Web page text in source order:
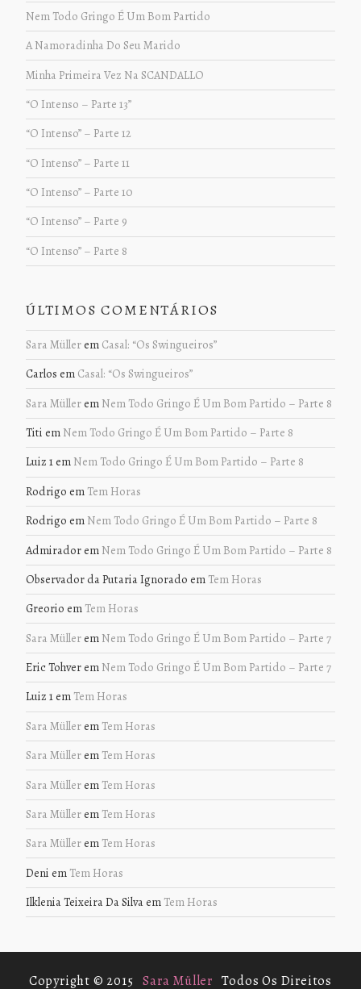
Nem Todo Gringo É Um Bom Partido
A Namoradinha Do Seu Marido
Minha Primeira Vez Na SCANDALLO
“O Intenso – Parte 13”
“O Intenso” – Parte 12
“O Intenso” – Parte 11
“O Intenso” – Parte 10
“O Intenso” – Parte 9
“O Intenso” – Parte 8
ÚLTIMOS COMENTÁRIOS
Sara Müllerem Casal: “Os Swingueiros”
Carlos em Casal: “Os Swingueiros”
Sara Müllerem Nem Todo Gringo É Um Bom Partido – Parte 8
Titi em Nem Todo Gringo É Um Bom Partido – Parte 8
Luiz 1em Nem Todo Gringo É Um Bom Partido – Parte 8
Rodrigo em Tem Horas
Rodrigo em Nem Todo Gringo É Um Bom Partido – Parte 8
Admiradorem Nem Todo Gringo É Um Bom Partido – Parte 8
Observador da Putaria Ignorado em Tem Horas
Greorio em Tem Horas
Sara Müllerem Nem Todo Gringo É Um Bom Partido – Parte 7
Eric Tohverem Nem Todo Gringo É Um Bom Partido – Parte 7
Luiz 1em Tem Horas
Sara Müllerem Tem Horas
Sara Müllerem Tem Horas
Sara Müllerem Tem Horas
Sara Müllerem Tem Horas
Sara Müllerem Tem Horas
Deni em Tem Horas
Ilklenia Teixeira Da Silvaem Tem Horas
Copyright © 2015 Sara Müller Todos Os Direitos